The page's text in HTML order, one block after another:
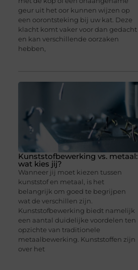
geur uit het oor kunnen wijzen op
een oorontsteking bij uw kat. Deze
klacht komt vaker voor dan gedacht
en kan verschillende oorzaken
hebben,
Kunststofbewerking vs. metaal:
wat kies jij?
Wanneer jij moet kiezen tussen
kunststof en metaal, is het
belangrijk om goed te begrijpen
wat de verschillen zijn.
Kunststofbewerking biedt namelijk
een aantal duidelijke voordelen ten
opzichte van traditionele
metaalbewerking. Kunststoffen zijn
over het